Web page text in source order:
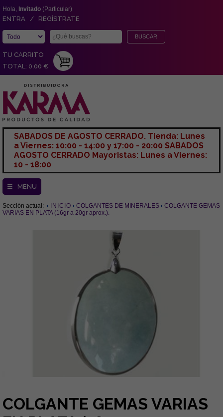
Hola, Invitado (Particular)
ENTRA / REGÍSTRATE
TU CARRITO
TOTAL: 0,00 €
SABADOS DE AGOSTO CERRADO. Tienda: Lunes
a Viernes: 10:00 - 14:00 y 17:00 - 20:00 SABADOS
AGOSTO CERRADO Mayoristas: Lunes a Viernes:
10 - 18:00
☰ MENU
Sección actual: INICIO COLGANTES DE MINERALES
COLGANTE GEMAS
VARIAS EN PLATA (16gr a 20gr aprox.).
COLGANTE GEMAS VARIAS